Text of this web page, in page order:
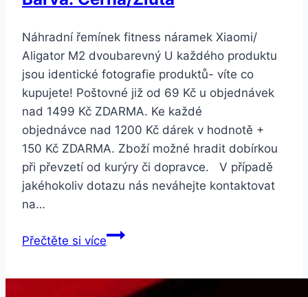
Náhradní řemínek fitness náramek Xiaomi/
Aligator M2 dvoubarevný U každého produktu
jsou identické fotografie produktů- víte co
kupujete! Poštovné již od 69 Kč u objednávek
nad 1499 Kč ZDARMA. Ke každé
objednávce nad 1200 Kč dárek v hodnotě +
150 Kč ZDARMA. Zboží možné hradit dobírkou
při převzetí od kurýry či dopravce. V případě
jakéhokoliv dotazu nás neváhejte kontaktovat
na…
Přečtěte si víceSmartuj
fitness